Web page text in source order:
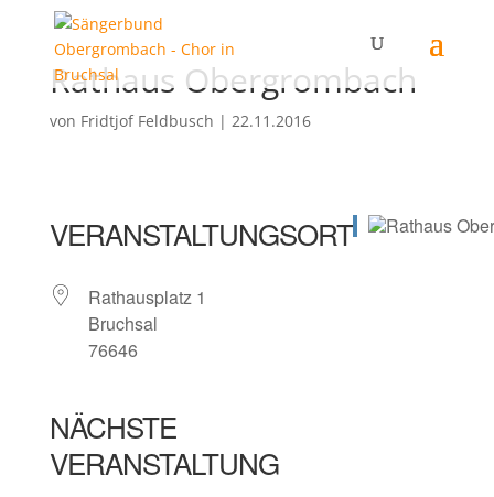
Rathaus Obergrombach
von Fridtjof Feldbusch | 22.11.2016
VERANSTALTUNGSORT
Rathausplatz 1
Bruchsal
76646
NÄCHSTE
VERANSTALTUNG